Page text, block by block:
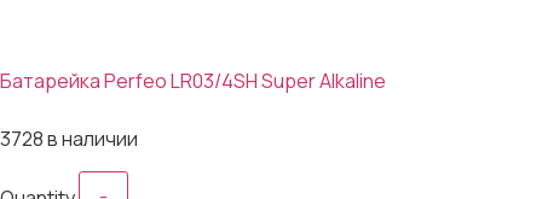
Батарейка Perfeo LR03/4SH Super Alkaline
3728 в наличии